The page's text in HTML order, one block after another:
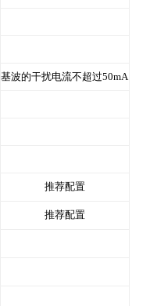
基波的干扰电流不超过50mA
推荐配置
推荐配置